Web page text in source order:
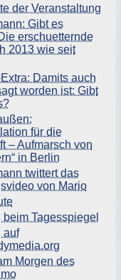
der Veranstaltung
Gibt es
erschuetternde
2013 wie seit
Damits auch
worden ist: Gibt
für die
– Aufmarsch von
in Berlin
twittert das
von Mario
Tagesspiegel
auf
Morgen des